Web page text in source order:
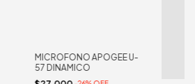
MICROFONO APOGEE U-
57 DINAMICO